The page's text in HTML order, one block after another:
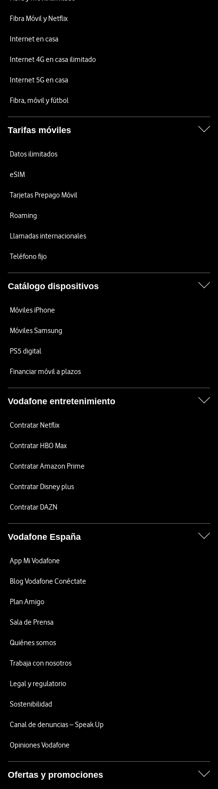
Fibra Móvil y Netflix
Internet en casa
Internet 4G en casa ilimitado
Internet 5G en casa
Fibra, móvil y fútbol
Tarifas móviles
Datos ilimitados
eSIM
Tarjetas Prepago Móvil
Roaming
Llamadas internacionales
Teléfono fijo
Catálogo dispositivos
Móviles iPhone
Móviles Samsung
PS5 digital
Financiar móvil a plazos
Vodafone entretenimiento
Contratar Netflix
Contratar HBO Max
Contratar Amazon Prime
Contratar Disney plus
Contratar DAZN
Vodafone España
App Mi Vodafone
Blog Vodafone Conéctate
Plan Amigo
Sala de Prensa
Quiénes somos
Trabaja con nosotros
Legal y regulatorio
Sostenibilidad
Canal de denuncias – Speak Up
Opiniones Vodafone
Ofertas y promociones